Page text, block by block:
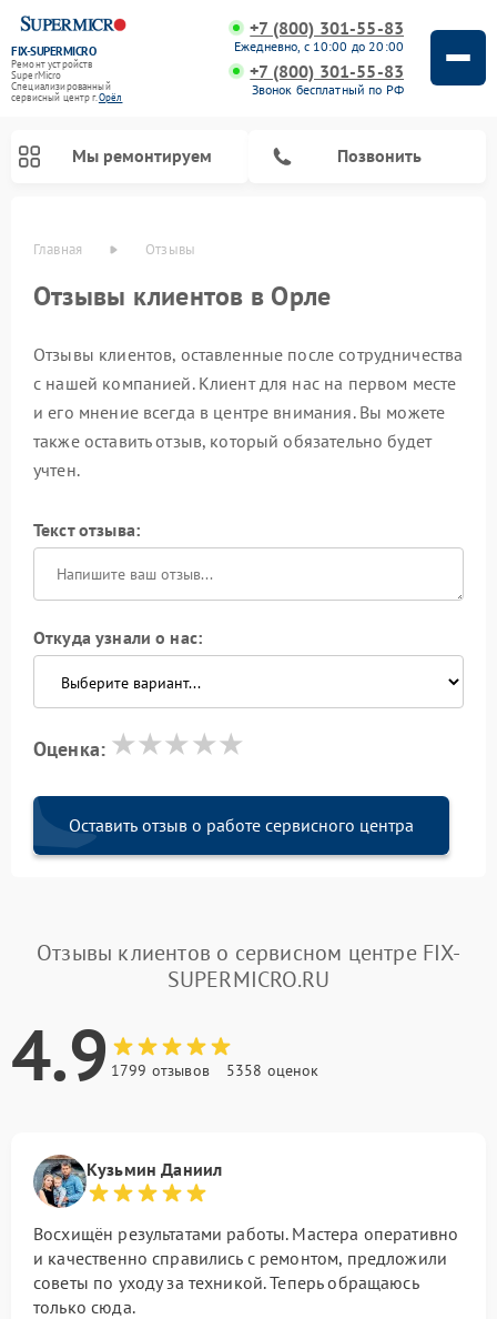
FIX-SUPERMICRO
Ремонт устройств
SuperMicro
Специализированный
cервисный центр г.Орёл
+7 (800) 301-55-83
Ежедневно, с 10:00 до 20:00
+7 (800) 301-55-83
Звонок бесплатный по РФ
Мы ремонтируем Позвонить
Главная Отзывы
Отзывы клиентов в Орле
Отзывы клиентов, оставленные после сотрудничества
с нашей компанией. Клиент для нас на первом месте
и его мнение всегда в центре внимания. Вы можете
также оставить отзыв, который обязательно будет
учтен.
Текст отзыва:
Откуда узнали о нас:
Оценка:
Оставить отзыв о работе сервисного центра
Отзывы клиентов о сервисном центре FIX-
SUPERMICRO.RU
4.9 1799 отзывов 5358 оценок
Кузьмин Даниил
Восхищён результатами работы. Мастера оперативно
и качественно справились с ремонтом, предложили
советы по уходу за техникой. Теперь обращаюсь
только сюда.